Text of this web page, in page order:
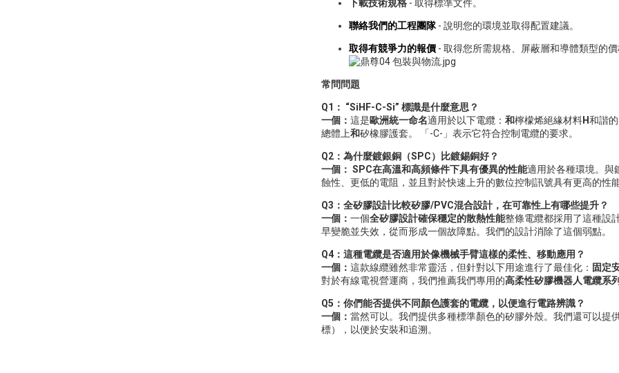
下載技術規格 - 取得標準文件。
聯絡我們的工程團隊- 說明您的環境並取得配置建議。
取得有競爭力的報價 - 取得您所需規格、屏蔽層和導體類型的價
常問問題
Q1： “SiHF-C-Si” 標識是什麼意思？
一個： 這是歐洲統一命名適用於以下電纜： 和檸檬烯絕緣材料H和諧的
總體上和矽橡膠護套。 「-C-」表示它符合控制電纜的要求。
Q2：為什麼鍍銀銅（SPC）比鍍錫銅好？
一個： SPC在高溫和高頻條件下具有優異的性能適用於各種環境。與
蝕性、更低的電阻，並且對於快速上升的數位控制訊號具有更高的性能
Q3：全矽膠設計比較矽膠/PVC混合設計，在可靠性上有哪些提升？
一個： 一個全矽膠設計確保穩定的散熱性能整條電纜都採用了這種設
早變脆並失效，從而形成一個故障點。我們的設計消除了這個弱點。
Q4：這種電纜是否適用於像機械手臂這樣的柔性、移動應用？
一個： 這款線纜雖然非常靈活，但針對以下用途進行了最佳化： 固定
對於有線電視營運商，我們推薦我們專用的高柔性矽膠機器人電纜系列
Q5：你們能否提供不同顏色護套的電纜，以便進行電路辨識？
一個： 當然可以。我們提供多種標準顏色的矽膠外殼。我們還可以提
標），以便於安裝和追溯。